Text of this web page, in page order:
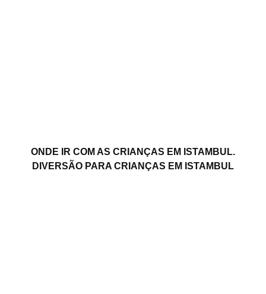
ONDE IR COM AS CRIANÇAS EM ISTAMBUL.
DIVERSÃO PARA CRIANÇAS EM ISTAMBUL